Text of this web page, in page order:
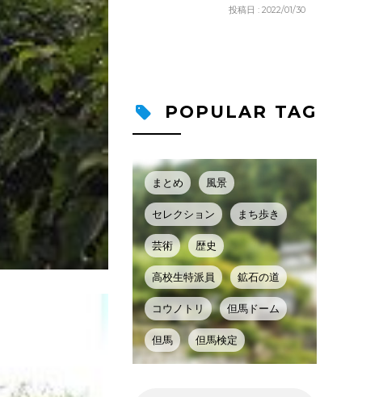
投稿日 : 2022/01/30
POPULAR TAG
まとめ 風景
セレクション まち歩き
芸術 歴史
高校生特派員 鉱石の道
コウノトリ 但馬ドーム
但馬 但馬検定